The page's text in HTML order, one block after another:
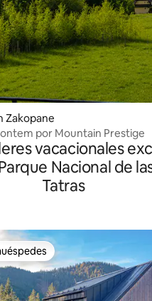
Zakopane
por Mountain Prestige
vacacionales
Nacional de
Tatras